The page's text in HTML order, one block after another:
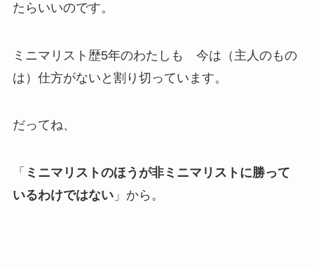
たらいいのです。
ミニマリスト歴5年のわたしも 今は（主人のもの
は）仕方がないと割り切っています。
だってね、
「 ミニマリストのほうが非ミニマリストに勝って
いるわけではない」から。